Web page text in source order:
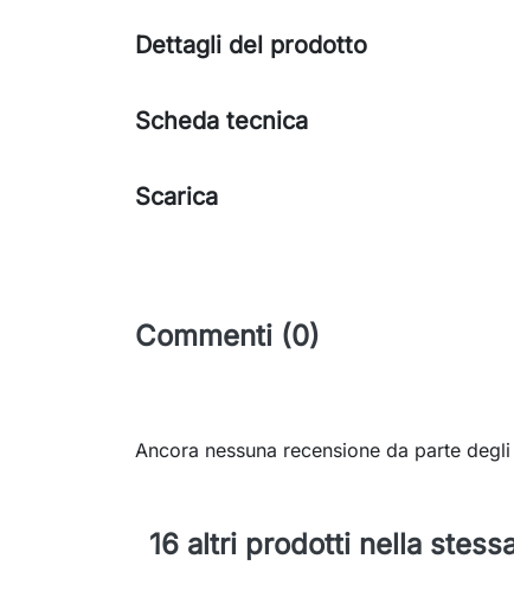
Dettagli del prodotto
Scheda tecnica
Scarica
Commenti (0)
Ancora nessuna recensione da parte
16 altri prodotti nella